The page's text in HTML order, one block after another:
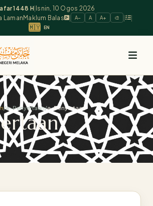
1448 H Isnin, 10 Ogos 2026
LamanMaklum Balas | A− A A+ 🎨 | |
🇲🇾 EN
/e-Penyertaan/e-Penyertaan